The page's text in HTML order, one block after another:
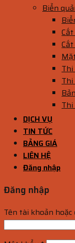
Biển
DỊCH VỤ
TIN TỨC
BẢNG GIÁ
LIÊN HỆ
Đăng nhập
Đăng nhập
Tên tài khoản hoặc